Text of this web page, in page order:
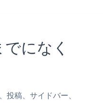
になく
稿、サイドバー、